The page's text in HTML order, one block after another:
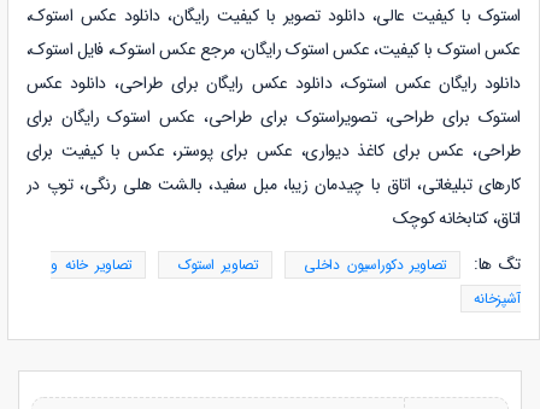
استوک با کیفیت عالی، دانلود تصویر با کیفیت رایگان، دانلود عکس استوک،
عکس استوک با کیفیت، عکس استوک رایگان، مرجع عکس استوک، فایل استوک،
دانلود رایگان عکس استوک، دانلود عکس رایگان برای طراحی، دانلود عکس
استوک برای طراحی، تصویراستوک برای طراحی، عکس استوک رایگان برای
طراحی، عکس برای کاغذ دیواری، عکس برای پوستر، عکس با کیفیت برای
کارهای تبلیغاتی، اتاق با چیدمان زیبا، مبل سفید، بالشت هلی رنگی، توپ در
اتاق، کتابخانه کوچک
تگ ها:
تصاویر دکوراسیون داخلی تصاویر استوک
تصاویر خانه و
آشپزخانه